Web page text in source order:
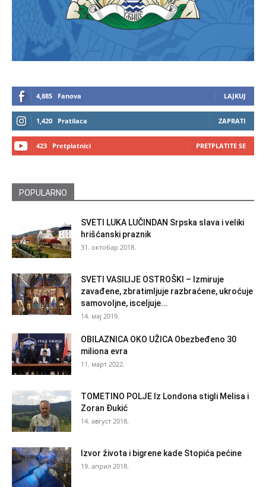
4,885 Fanova LAJKUJ
1,420 Pratilaca ZAPRATI
423 Pretplatnici PRETPLATITE SE
POPULARNO
SVETI LUKA LUČINDAN Srpska slava i veliki
hrišćanski praznik
31. октобар 2018.
SVETI VASILIJE OSTROŠKI – Izmiruje
zavađene, zbratimljuje razbraćene, ukroćuje
samovoljne, isceljuje...
14. мај 2019.
OBILAZNICA OKO UŽICA Obezbeđeno 30
miliona evra
11. март 2022.
TOMETINO POLJE Iz Londona stigli Melisa i
Zoran Đukić
14. август 2018.
Izvor života i bigrene kade Stopića pećine
19. април 2018.